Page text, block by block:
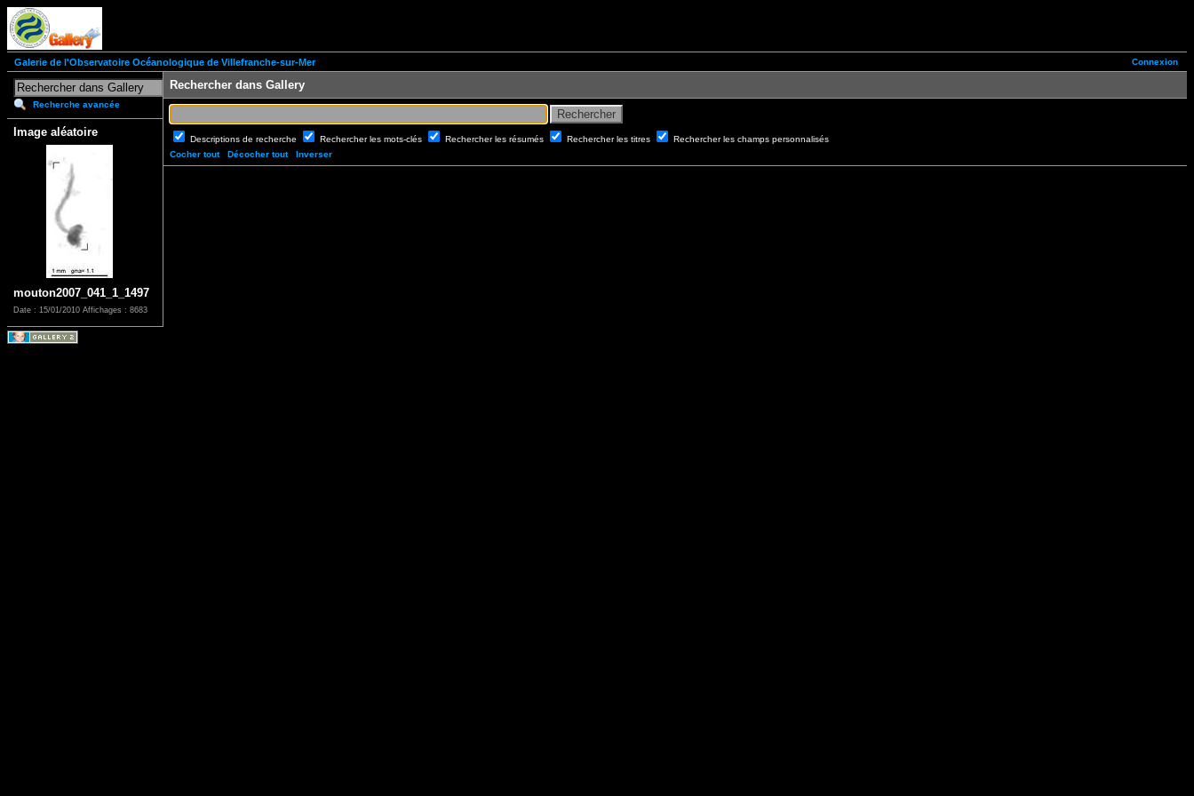
Connexion
Galerie de l'Observatoire Océanologique de Villefranche-sur-Mer
Recherche avancée
Image aléatoire
mouton2007_041_1_1497
Date : 15/01/2010 Affichages : 8683
Rechercher dans Gallery
Descriptions de recherche Rechercher les mots-clés Rechercher les résumés Rechercher les titres
Rechercher les champs personnalisés
Cocher tout
Décocher tout Inverser